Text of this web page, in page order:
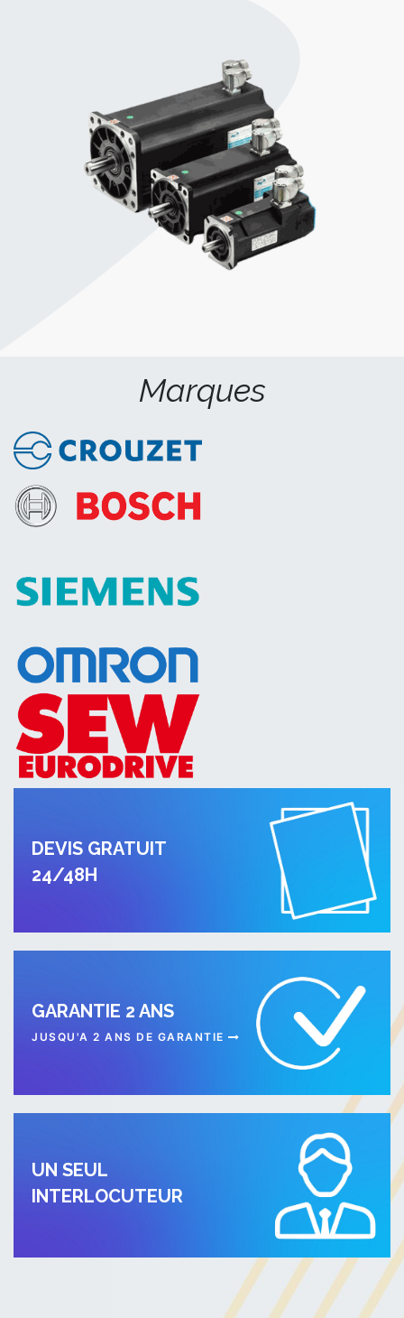
Marques
DEVIS GRATUIT
24/48H
GARANTIE 2 ANS
JUSQU'A 2 ANS DE GARANTIE
UN SEUL
INTERLOCUTEUR